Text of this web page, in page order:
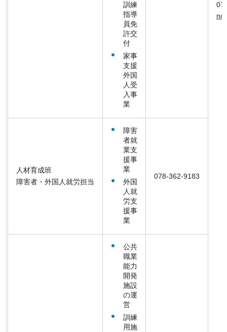
訓練
指導
員免
許交
付
家事
支援
外国
人受
入事
業
人材育成班
障害者・外国人就労担当
障害
者就
業支
援事
業
外国
人就
労支
援事
業
078-362-9183
公共
職業
能力
開発
施設
の運
営
訓練
用施